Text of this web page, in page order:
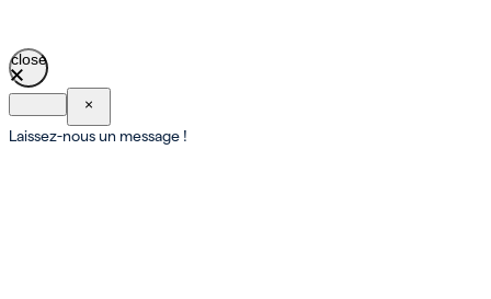
close
×
Laissez-nous un message !